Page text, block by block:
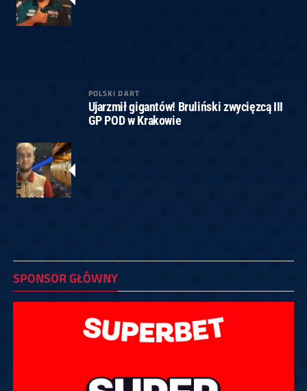
POLSKI DART
Ujarzmił gigantów! Bruliński zwycięzcą III
GP POD w Krakowie
SPONSOR GŁÓWNY